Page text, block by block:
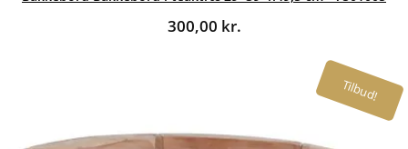
300,00 kr.
Tilbud!